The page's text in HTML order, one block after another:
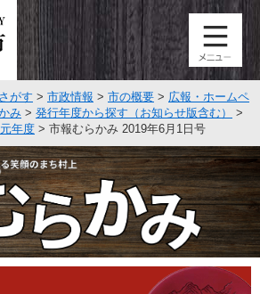
がす > 市政情報 > 市の概要 > 広報・ホームペ
み > 発行年度から探す（お知らせ版含む）
>
年度 > 市報むらかみ 2019年6月1日号